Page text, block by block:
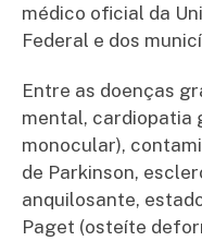
médico oficial da
Federal e dos
Entre as doenças
mental, cardiopatia
monocular),
de Parkinson,
anquilosante,
Paget (osteíte